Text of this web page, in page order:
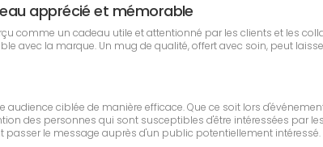
apprécié et mémorable
comme un cadeau utile et attentionné par les clients et les
avec la marque. Un mug de qualité, offert avec soin, peut
ciblée de manière efficace. Que ce soit lors
des personnes qui sont susceptibles d'être intéressées par
le message auprès d'un public potentiellement intéressé.